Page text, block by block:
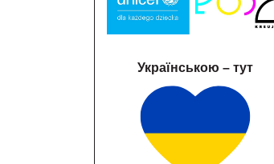
Українською – тут